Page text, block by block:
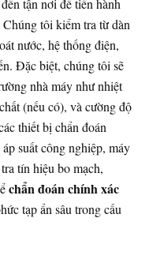
tôi kiểm tra từ dàn
nước, hệ thống điện,
Đặc biệt, chúng tôi sẽ
nhà máy như nhiệt
(nếu có), và cường độ
thiết bị chẩn đoán
suất công nghiệp, máy
tín hiệu bo mạch,
chẩn đoán chính xác
tạp ẩn sâu trong cấu